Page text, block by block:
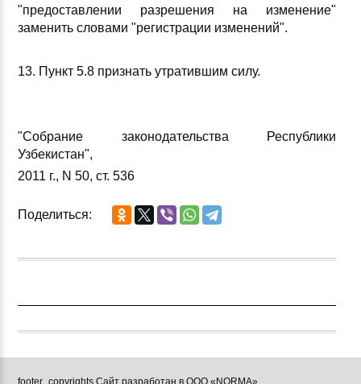
"предоставлении разрешения на изменение"
заменить словами "регистрации изменений".
13. Пункт 5.8 признать утратившим силу.
"Собрание законодательства Республики
Узбекистан",
2011 г., N 50, ст. 536
Поделиться:
footer_copyrights Сайт разработан в ООО «NORMA»